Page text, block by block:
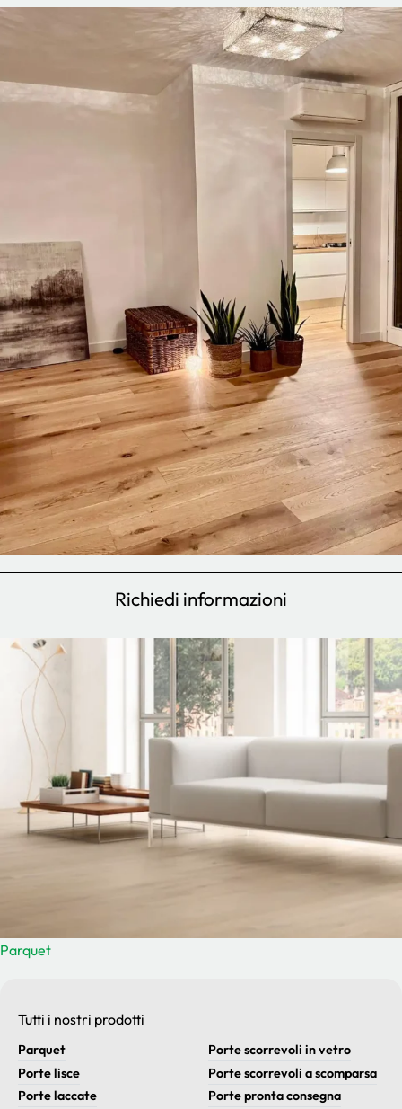
Richiedi informazioni
Parquet
Tutti i nostri prodotti
Parquet
Porte lisce
Porte laccate
Porte scorrevoli in vetro
Porte scorrevoli a scomparsa
Porte pronta consegna